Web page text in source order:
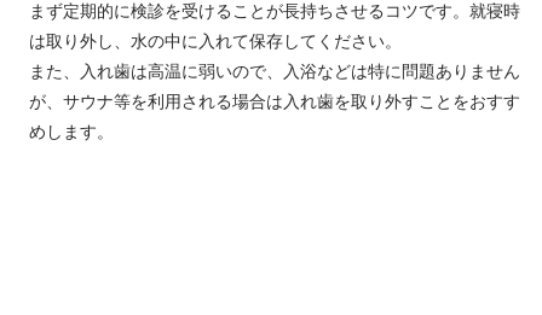
まず定期的に検診を受けることが長持ちさせるコツです。就寝時
は取り外し、水の中に入れて保存してください。
また、入れ歯は高温に弱いので、入浴などは特に問題ありません
が、サウナ等を利用される場合は入れ歯を取り外すことをおすす
めします。